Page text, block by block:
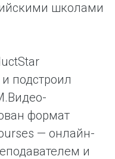
школами
подстроил
формат
— онлайн-
и